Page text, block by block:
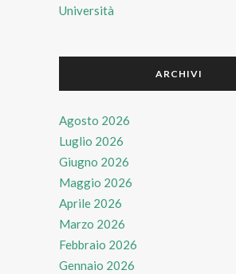
Università
ARCHIVI
Agosto 2026
Luglio 2026
Giugno 2026
Maggio 2026
Aprile 2026
Marzo 2026
Febbraio 2026
Gennaio 2026